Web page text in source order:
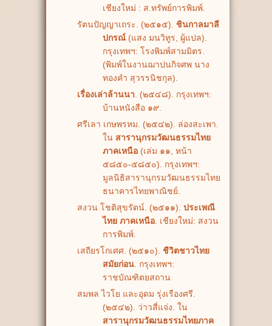
เชียงใหม่ : ส.ทรัพย์การพิมพ์.
รัตนปัญญาเถระ. (๒๕๑๕). ชินกาลมาลี
ปกรณ์ (แสง มนวิทูร, ผู้แปล).
กรุงเทพฯ: โรงพิมพ์สามมิตร.
(พิมพ์ในงานฌาปนกิจศพ นาง
ทองคำ สุวรรนิชกุล).
เรื่องเล่าล้านนา . (๒๕๔๘). กรุงเทพฯ:
บ้านหนังสือ ๑๙.
ศรีเลา เกษพรหม. (๒๕๔๒). ล่องสะเพา.
ใน สารานุกรมวัฒนธรรมไทย
ภาคเหนือ (เล่ม ๑๑, หน้า
๕๘๕๐-๕๘๕๐). กรุงเทพฯ:
มูลนิธิสารานุกรมวัฒนธรรมไทย
ธนาคารไทยพาณิชย์.
สงวน โชติสุขรัตน์. (๒๕๑๑). ประเพณี
ไทย ภาคเหนือ . เชียงใหม่: สงวน
การพิมพ์.
เสถียรโกเศศ. (๒๕๑๐). ชีวิตชาวไทย
สมัยก่อน . กรุงเทพฯ:
ราชบัณฑิตยสถาน
สมพล ไวโย และอุดม รุ่งเรืองศรี.
(๒๕๔๒). ว่าวสี่แจ่ง. ใน
สารานุกรมวัฒนธรรมไทยภาค